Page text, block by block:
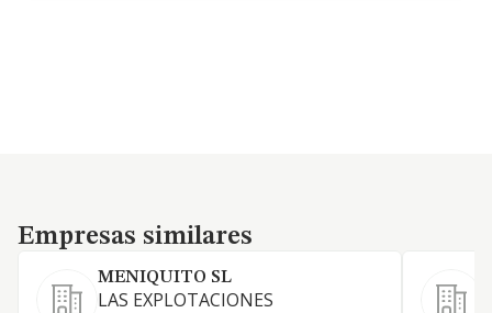
Empresas similares
Empresas similares
MENIQUITO SL
LAS EXPLOTACIONES